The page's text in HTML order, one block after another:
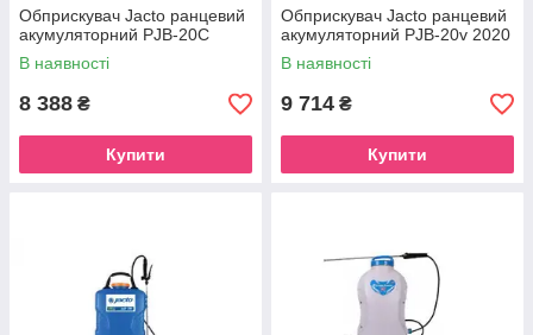
Обприскувач Jacto ранцевий
акумуляторний PJB-20С
В наявності
8 388 ₴
Купити
Обприскувач Jacto ранцевий
акумуляторний PJB-20v 2020
В наявності
9 714 ₴
Купити